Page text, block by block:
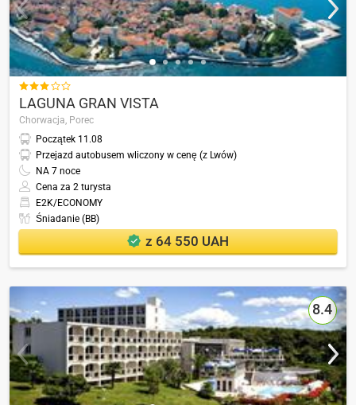

LAGUNA GRAN VISTA
Chorwacja, Porec
Początek 11.08
Przejazd autobusem wliczony w cenę (z Lwów)
NA 7 noce
Cena za 2 turysta
E2K/ECONOMY
Śniadanie (BB)
z 64 550 UAH
8.4